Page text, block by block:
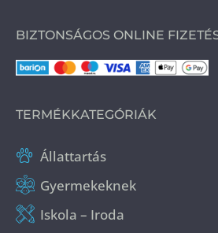
BIZTONSÁGOS ONLINE
TERMÉKKATEGÓRIÁK
Állattartás
Gyermekeknek
Iskola – Iroda